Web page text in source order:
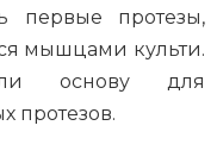
первые протезы,
мышцами культи.
основу для
протезов.